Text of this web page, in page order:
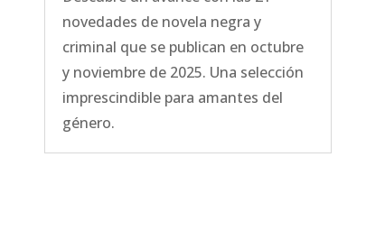
novedades de novela negra y
criminal que se publican en octubre
y noviembre de 2025. Una selección
imprescindible para amantes del
género.